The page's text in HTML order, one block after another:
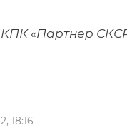
«Партнер
18:16